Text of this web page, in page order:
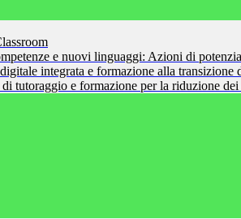
e nuovi linguaggi: Azioni di
integrata e formazione alla transizione
tutoraggio e formazione per la riduzione